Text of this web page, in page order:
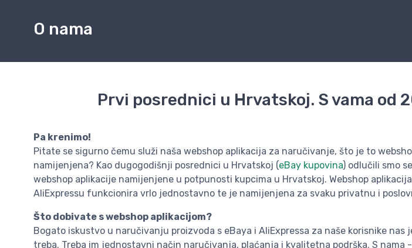
O nama
Prvi posrednici u Hrvatskoj. S vama od
Pa krenimo!
Pitate se sigurno čemu služi naša webshop aplikacija za naručivanje, što je to
namijenjena? Kao dugogodišnji posrednici u Hrvatskoj (eBay kupovina) odlučili smo
webshop aplikacije namijenjene u potpunosti kupcima u Hrvatskoj. Webshop
AliExpressu funkcionira vrlo jednostavno te je namijenjena za svaku privatnu i
Što dobivate s webshop aplikacijom?
Bogato iskustvo u naručivanju proizvoda s eBaya i AliExpressa za naše korisnike nas
treba. Treba im jednostavni način naručivanja, plaćanja i kvalitetna podrška. S nama